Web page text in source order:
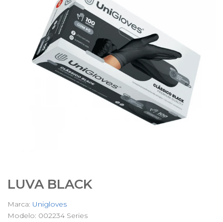
LUVA BLACK
Marca: Unigloves
Modelo: 002234 Series